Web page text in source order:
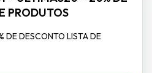
PRODUTOS
DESCONTO LISTA DE